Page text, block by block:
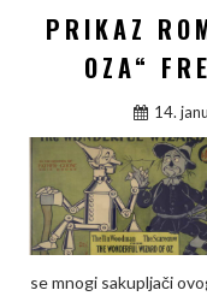
b
k
t
r
PRIKAZ
OZA“
14.
se mnogi sakupljači